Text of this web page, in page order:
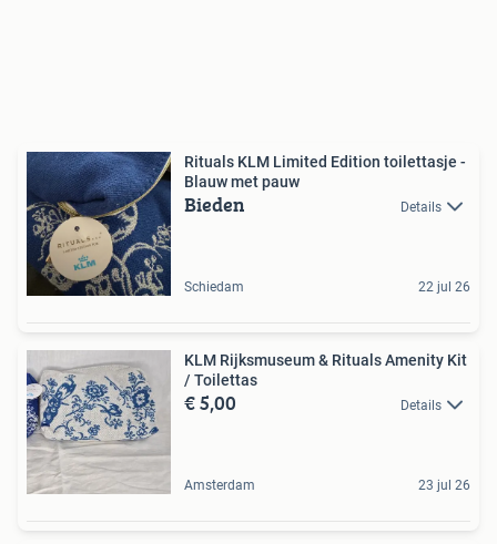
Rituals KLM Limited Edition toilettasje -
Blauw met pauw
Bieden Details
Schiedam 22 jul 26
KLM Rijksmuseum & Rituals Amenity Kit
/ Toilettas
€ 5,00 Details
Amsterdam 23 jul 26